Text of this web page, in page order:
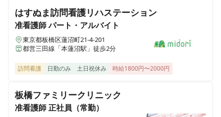
✨】地域と連携しながら、利用者さまのよりよい生活を
サポートしています✨
はすぬま訪問看護リハステーション
准看護師パート・アルバイト
東京都板橋区蓮沼町21-4-201
都営三田線「本蓮沼駅」徒歩2分
訪問看護 日勤のみ 土日祝休み 時給1800円〜2000円
板橋ファミリークリニック
准看護師正社員（常勤）